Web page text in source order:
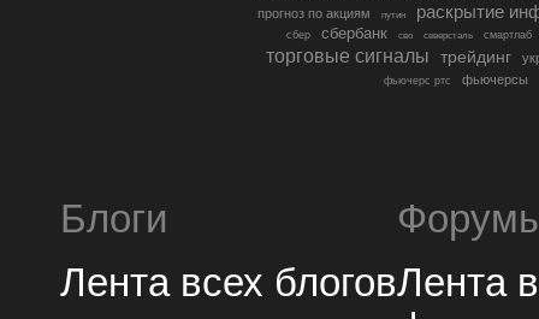
прогноз по акциям путин раскрытие
сбер сбербанк сво северсталь смартлаб
торговые сигналы трейдинг
фьючерс ртс фьючерсы
Блоги
Лента всех блоговЛента